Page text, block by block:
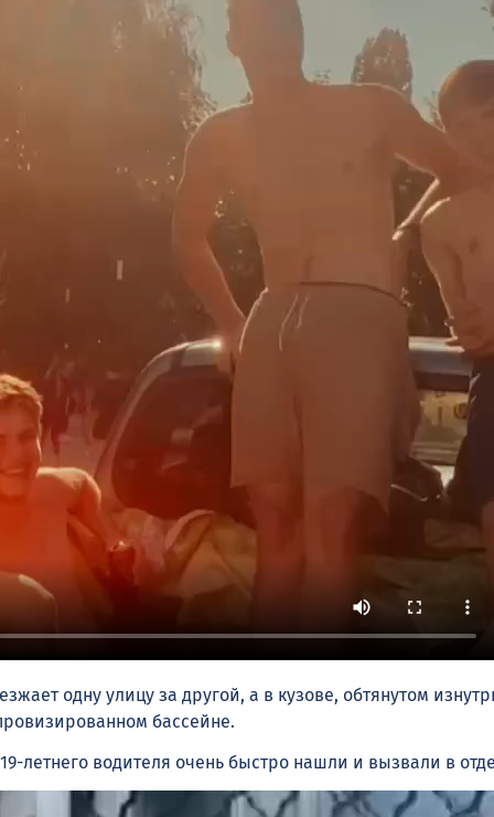
одну улицу за другой, а в кузове, обтянутом
бассейне.
летнего водителя очень быстро нашли и вызвали в